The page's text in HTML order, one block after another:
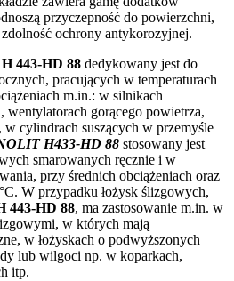
przyczepność do powierzchni,
ochrony antykorozyjnej.
443-HD 88 dedykowany jest do
pracujących w temperaturach
m.in.: w silnikach
wentylatorach gorącego powietrza,
w cylindrach suszących w przemyśle
H433-HD 88 stosowany jest
smarowanych ręcznie i w
przy średnich obciążeniach oraz
W przypadku łożysk ślizgowych,
443-HD 88, ma zastosowanie m.in. w
w których mają
w łożyskach o podwyższonych
lub wilgoci np. w koparkach,
itp.